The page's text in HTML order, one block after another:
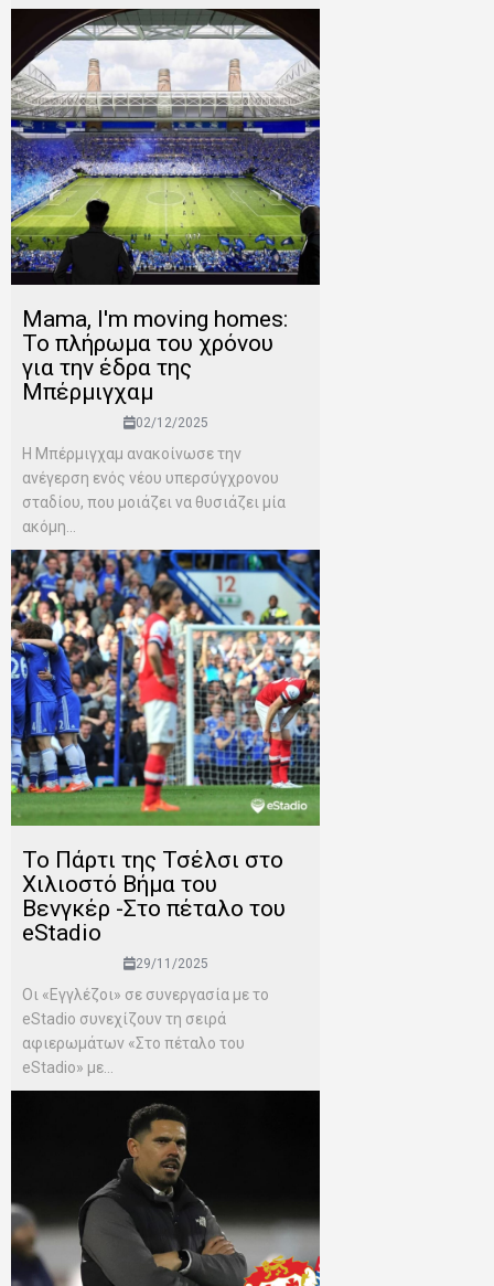
Mama, I'm moving homes:
Το πλήρωμα του χρόνου
για την έδρα της
Μπέρμιγχαμ
02/12/2025
Η Μπέρμιγχαμ ανακοίνωσε την
ανέγερση ενός νέου υπερσύγχρονου
σταδίου, που μοιάζει να θυσιάζει μία
ακόμη...
To Πάρτι της Τσέλσι στο
Χιλιοστό Βήμα του
Βενγκέρ -Στο πέταλο του
eStadio
29/11/2025
Οι «Εγγλέζοι» σε συνεργασία με το
eStadio συνεχίζουν τη σειρά
αφιερωμάτων «Στο πέταλο του
eStadio» με...